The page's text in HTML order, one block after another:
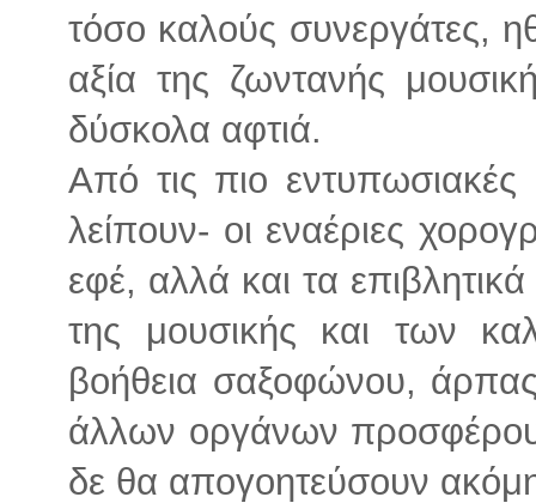
τόσο καλούς συνεργάτες,
αξία της ζωντανής
δύσκολα αφτιά.
Από τις πιο
λείπουν- οι εναέριες
εφέ, αλλά και τα
της μουσικής και των
βοήθεια σαξοφώνου,
άλλων οργάνων
δε θα απογοητεύσουν